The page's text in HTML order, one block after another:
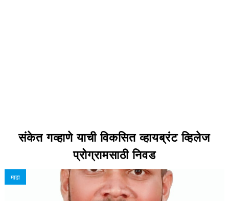
संकेत गव्हाणे याची विकसित व्हायब्रंट व्हिलेज
प्रोग्रामसाठी निवड
माढा